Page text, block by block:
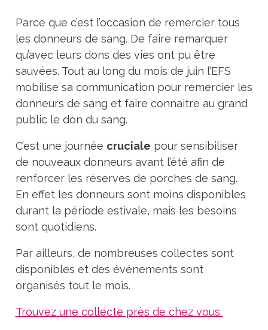
Parce que c’est l’occasion de remercier tous
les donneurs de sang. De faire remarquer
qu’avec leurs dons des vies ont pu être
sauvées. Tout au long du mois de juin l’EFS
mobilise sa communication pour remercier les
donneurs de sang et faire connaitre au grand
public le don du sang.
C’est une journée cruciale pour sensibiliser
de nouveaux donneurs avant l’été afin de
renforcer les réserves de porches de sang.
En effet les donneurs sont moins disponibles
durant la période estivale, mais les besoins
sont quotidiens.
Par ailleurs, de nombreuses collectes sont
disponibles et des événements sont
organisés tout le mois.
Trouvez une collecte près de chez vous